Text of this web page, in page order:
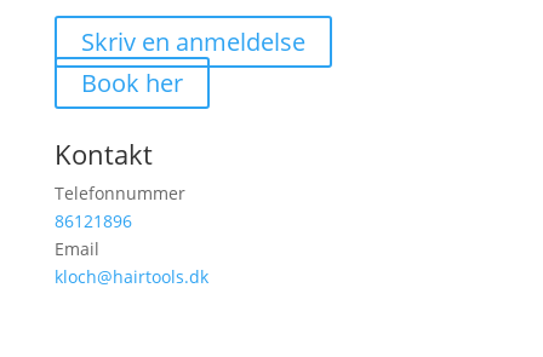
Skriv en anmeldelse
Book her
Kontakt
Telefonnummer
86121896
Email
kloch@hairtools.dk